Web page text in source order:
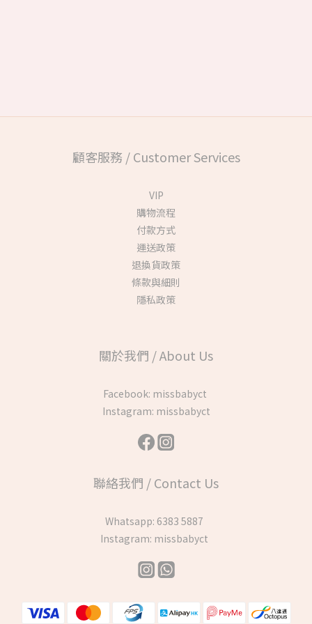
顧客服務 / Customer Services
VIP
購物流程
付款方式
運送政策
退換貨政策
條款與細則
隱私政策
關於我們 / About Us
Facebook: missbabyct
Instagram: missbabyct
聯絡我們 / Contact Us
Whatsapp: 6383 5887
Instagram: missbabyct